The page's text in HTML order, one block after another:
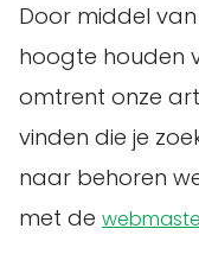
Door middel
hoogte houden
omtrent onze
vinden die je
naar behoren
met de